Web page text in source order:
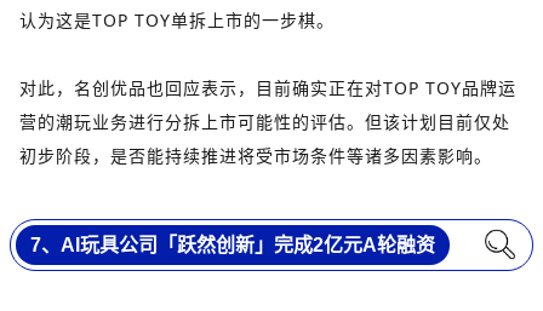
认为这是TOP TOY单拆上市的一步棋。
对此，名创优品也回应表示，目前确实正在对TOP TOY品牌运
营的潮玩业务进行分拆上市可能性的评估。但该计划目前仅处
初步阶段，是否能持续推进将受市场条件等诸多因素影响。
7、AI玩具公司「跃然创新」完成2亿元A轮融资